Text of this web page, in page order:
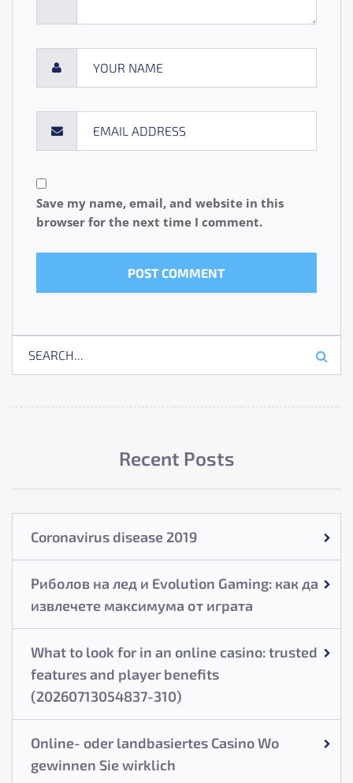
Save my name, email, and website in this
browser for the next time I comment.
Recent Posts
Coronavirus disease 2019
Риболов на лед и Evolution Gaming: как да
извлечете максимума от играта
What to look for in an online casino: trusted
features and player benefits
(20260713054837-310)
Online- oder landbasiertes Casino Wo
gewinnen Sie wirklich